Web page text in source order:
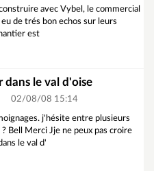
avec Vybel, le commercial
de trés bon echos sur leurs
est
dans le val d'oise
02/08/08 15:14
j'hésite entre plusieurs
Bell Merci Jje ne peux pas croire
le val d'